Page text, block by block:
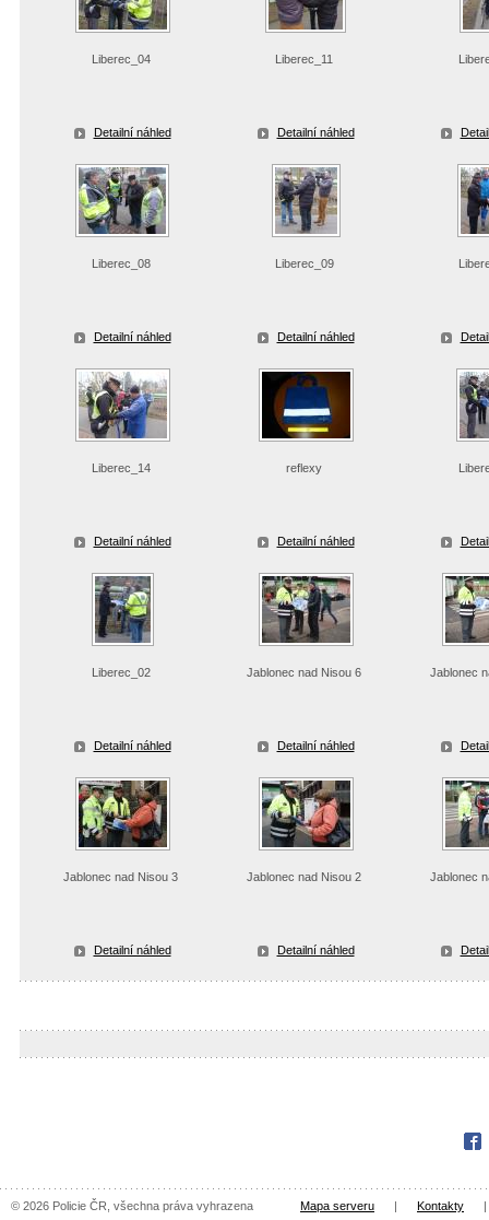
Liberec_04
Detailní náhled
Liberec_11
Detailní náhled
Liberec_08
Detailní náhled
Liberec_09
Detailní náhled
Liberec_14
Detailní náhled
reflexy
Detailní náhled
Liberec_02
Detailní náhled
Jablonec nad Nisou 6
Detailní náhled
Jablonec
Jablonec nad Nisou 3
Detailní náhled
Jablonec nad Nisou 2
Detailní náhled
Jablonec
© 2026 Policie ČR, všechna práva vyhrazena Mapa serveru | Kontakty |